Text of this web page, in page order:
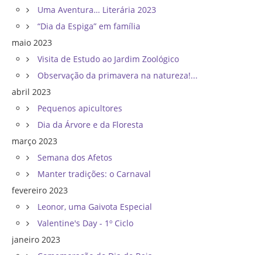
Uma Aventura… Literária 2023
“Dia da Espiga” em família
maio 2023
Visita de Estudo ao Jardim Zoológico
Observação da primavera na natureza!...
abril 2023
Pequenos apicultores
Dia da Árvore e da Floresta
março 2023
Semana dos Afetos
Manter tradições: o Carnaval
fevereiro 2023
Leonor, uma Gaivota Especial
Valentine's Day - 1º Ciclo
janeiro 2023